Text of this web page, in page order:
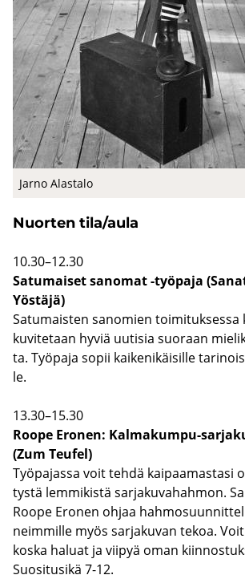
Jarno Alas­ta­lo
Nuor­ten tila/aula
10.30–12.30
Sa­tu­mai­set sa­no­mat -​työpaja
Yös­tä­jä)
Sa­tu­mais­ten sa­no­mien toi­mi­tuk­ses­sa
ku­vi­te­taan hyviä uu­ti­sia suo­raan
ta. Työ­pa­ja sopii kai­ke­ni­käi­sil­le
le.
13.30–15.30
Roope Ero­nen: Kalmakumpu-​
(Zum Teu­fel)
Työ­pa­jas­sa voit tehdä kai­paa­mas­ta­si
tys­tä lem­mi­kis­tä sar­ja­ku­va­hah­mon.
Roope Ero­nen ohjaa
neim­mil­le myös sar­ja­ku­van tekoa.
koska ha­luat ja vii­pyä oman
Suo­si­tusi­kä 7-12.